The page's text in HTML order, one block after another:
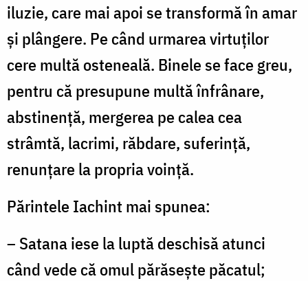
iluzie, care mai apoi se transformă în amar
şi plângere. Pe când urmarea virtuţilor
cere multă osteneală. Binele se face greu,
pentru că presupune multă înfrânare,
abstinenţă, mergerea pe calea cea
strâmtă, lacrimi, răbdare, suferinţă,
renunţare la propria voinţă.
Părintele Iachint mai spunea:
– Satana iese la luptă deschisă atunci
când vede că omul părăseşte păcatul;